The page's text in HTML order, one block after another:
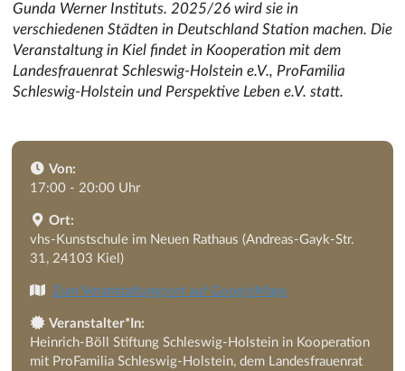
Gunda Werner Instituts. 2025/26 wird sie in
verschiedenen Städten in Deutschland Station machen. Die
Veranstaltung in Kiel findet in Kooperation mit dem
Landesfrauenrat Schleswig-Holstein e.V., ProFamilia
Schleswig-Holstein und Perspektive Leben e.V. statt.
Von:
17:00 - 20:00 Uhr
Ort:
vhs-Kunstschule im Neuen Rathaus (Andreas-Gayk-Str.
31, 24103 Kiel)
Zum Veranstaltungsort auf GoogleMaps
Veranstalter*In:
Heinrich-Böll Stiftung Schleswig-Holstein in Kooperation
mit ProFamilia Schleswig-Holstein, dem Landesfrauenrat